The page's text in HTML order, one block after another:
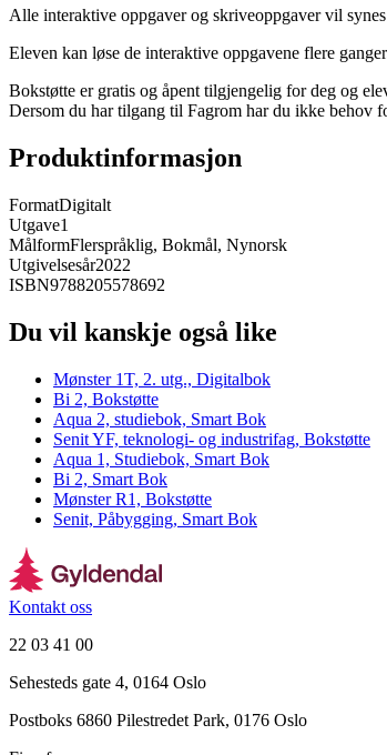
Alle interaktive oppgaver og skriveoppgaver vil
Eleven kan løse de interaktive oppgavene flere
Bokstøtte er gratis og åpent tilgjengelig for deg og
Dersom du har tilgang til Fagrom har du ikke behov
Produktinformasjon
FormatDigitalt
Utgave1
MålformFlerspråklig, Bokmål, Nynorsk
Utgivelsesår2022
ISBN9788205578692
Du vil kanskje også like
Mønster 1T, 2. utg., Digitalbok
Bi 2, Bokstøtte
Aqua 2, studiebok, Smart Bok
Senit YF, teknologi- og industrifag, Bokstøtte
Aqua 1, Studiebok, Smart Bok
Bi 2, Smart Bok
Mønster R1, Bokstøtte
Senit, Påbygging, Smart Bok
Kontakt oss
22 03 41 00
Sehesteds gate 4, 0164 Oslo
Postboks 6860 Pilestredet Park, 0176 Oslo